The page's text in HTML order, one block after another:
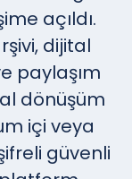
açıldı.
dijital
paylaşım
dönüşüm
içi veya
şifreli güvenli